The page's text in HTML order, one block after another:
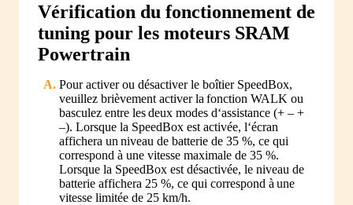
Vérification du fonctionnement de
tuning pour les moteurs SRAM
Powertrain
Pour activer ou désactiver le boîtier SpeedBox,
veuillez brièvement activer la fonction WALK ou
basculez entre les deux modes d‘assistance (+ – +
–). Lorsque la SpeedBox est activée, l‘écran
affichera un niveau de batterie de 35 %, ce qui
correspond à une vitesse maximale de 35 %.
Lorsque la SpeedBox est désactivée, le niveau de
batterie affichera 25 %, ce qui correspond à une
vitesse limitée de 25 km/h.